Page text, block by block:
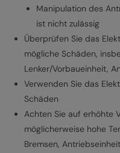
Manipulation des
ist nicht zulässig
Überprüfen Sie das
mögliche Schäden,
Lenker/Vorbaueinheit,
Verwenden Sie das
Schäden
Achten Sie auf erhöhte
möglicherweise hohe
Bremsen,